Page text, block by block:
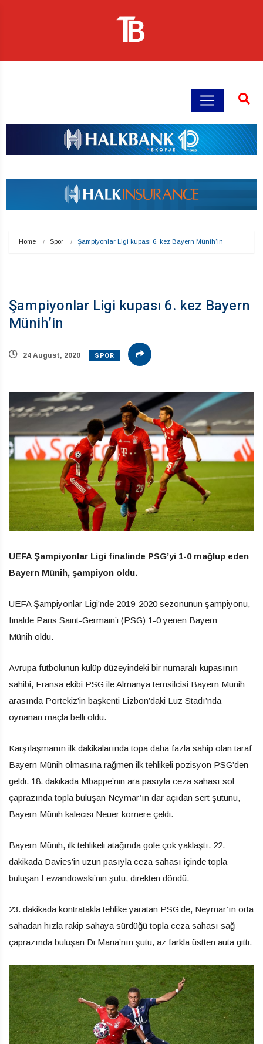
Home Spor Şampiyonlar Ligi kupası 6. kez Bayern Münih’in
Şampiyonlar Ligi kupası 6. kez Bayern
Münih’in
24 August, 2020 SPOR
UEFA Şampiyonlar Ligi finalinde PSG’yi 1-0 mağlup eden
Bayern Münih, şampiyon oldu.
UEFA Şampiyonlar Ligi’nde 2019-2020 sezonunun şampiyonu,
finalde Paris Saint-Germain’i (PSG) 1-0 yenen Bayern
Münih oldu.
Avrupa futbolunun kulüp düzeyindeki bir numaralı kupasının
sahibi, Fransa ekibi PSG ile Almanya temsilcisi Bayern Münih
arasında Portekiz’in başkenti Lizbon’daki Luz Stadı’nda
oynanan maçla belli oldu.
Karşılaşmanın ilk dakikalarında topa daha fazla sahip olan taraf
Bayern Münih olmasına rağmen ilk tehlikeli pozisyon PSG’den
geldi. 18. dakikada Mbappe’nin ara pasıyla ceza sahası sol
çaprazında topla buluşan Neymar’ın dar açıdan sert şutunu,
Bayern Münih kalecisi Neuer kornere çeldi.
Bayern Münih, ilk tehlikeli atağında gole çok yaklaştı. 22.
dakikada Davies’in uzun pasıyla ceza sahası içinde topla
buluşan Lewandowski’nin şutu, direkten döndü.
23. dakikada kontratakla tehlike yaratan PSG’de, Neymar’ın orta
sahadan hızla rakip sahaya sürdüğü topla ceza sahası sağ
çaprazında buluşan Di Maria’nın şutu, az farkla üstten auta gitti.